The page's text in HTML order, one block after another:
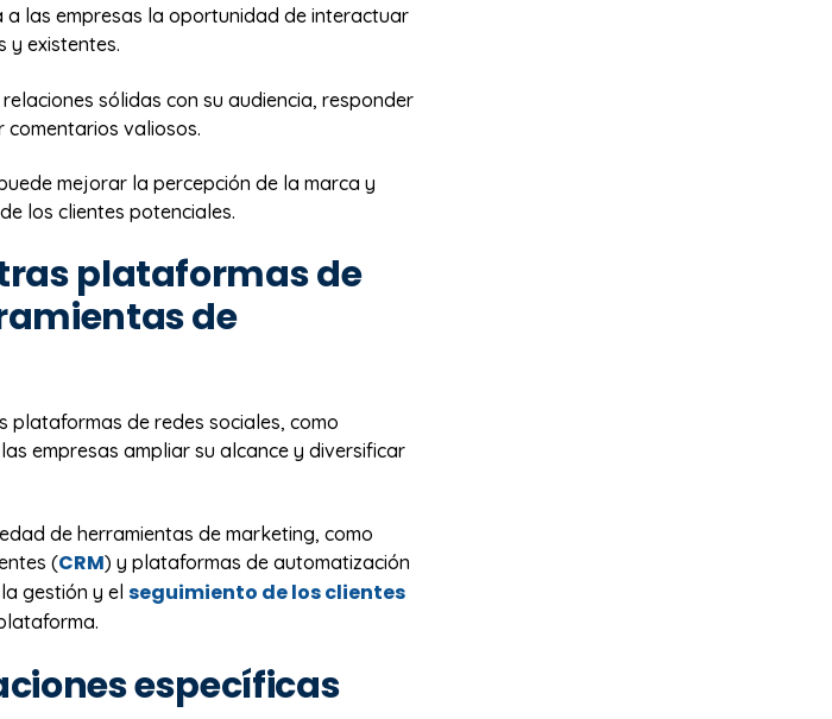
las empresas la oportunidad de interactuar
y existentes.
sólidas con su audiencia, responder
valiosos.
mejorar la percepción de la marca y
los clientes potenciales.
plataformas de
de
plataformas de redes sociales, como
empresas ampliar su alcance y diversificar
de herramientas de marketing, como
(CRM) y plataformas de automatización
gestión y el seguimiento de los clientes
específicas